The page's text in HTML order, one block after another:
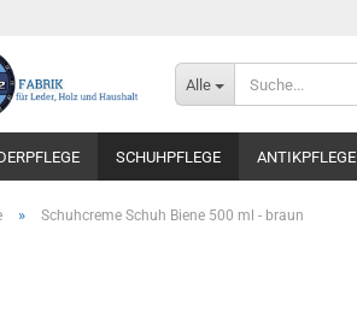
Alle
SCHUHPFLEGE ANTIKPFLEGE
» Schuhcreme Schuh Biene 500 ml - braun